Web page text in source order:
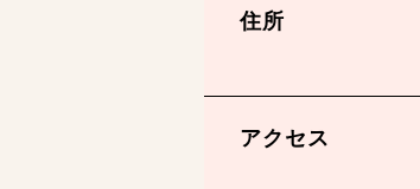
住所
アクセス